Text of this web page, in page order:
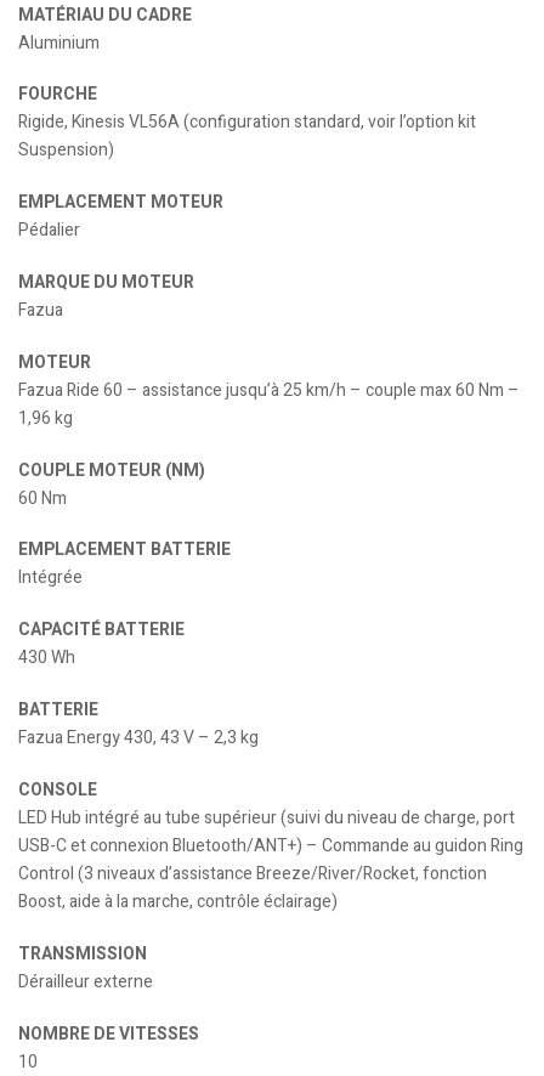
MATÉRIAU DU CADRE
Aluminium
FOURCHE
Rigide, Kinesis VL56A (configuration standard, voir l’option kit
Suspension)
EMPLACEMENT MOTEUR
Pédalier
MARQUE DU MOTEUR
Fazua
MOTEUR
Fazua Ride 60 – assistance jusqu’à 25 km/h – couple max 60 Nm –
1,96 kg
COUPLE MOTEUR (NM)
60 Nm
EMPLACEMENT BATTERIE
Intégrée
CAPACITÉ BATTERIE
430 Wh
BATTERIE
Fazua Energy 430, 43 V – 2,3 kg
CONSOLE
LED Hub intégré au tube supérieur (suivi du niveau de charge, port
USB-C et connexion Bluetooth/ANT+) – Commande au guidon Ring
Control (3 niveaux d’assistance Breeze/River/Rocket, fonction
Boost, aide à la marche, contrôle éclairage)
TRANSMISSION
Dérailleur externe
NOMBRE DE VITESSES
10